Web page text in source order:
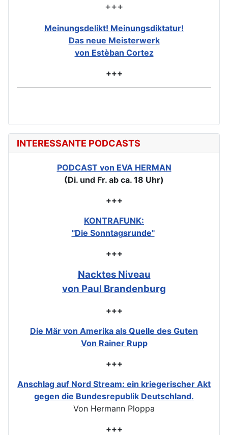
+++
Meinungsdelikt! Meinungsdiktatur!
Das neue Meisterwerk
von Estèban Cortez
+++
INTERESSANTE PODCASTS
PODCAST von EVA HERMAN
(Di. und Fr. ab ca. 18 Uhr)
+++
KONTRAFUNK:
"Die Sonntagsrunde"
+++
Nacktes Niveau
von Paul Brandenburg
+++
Die Mär von Amerika als Quelle des Guten
Von Rainer Rupp
+++
Anschlag auf Nord Stream: ein kriegerischer Akt
gegen die Bundesrepublik Deutschland.
Von Hermann Ploppa
+++